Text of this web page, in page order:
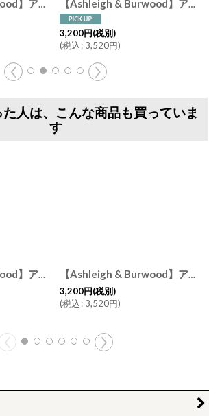
【Ashleigh & Burwood】アシュレイ＆バーウッド 消臭 フレグランスオイル ニュートラル 無香 250ml Neutral フレグランスフリー イギリス製
【Ashleigh & Burwood】アシュレイ＆バーウッド フレグランスオイル 500ml スイートオレンジ Sweet Orange イギリス製
3,200円(税別)
(税込: 3,520円)
人は、こんな商品も買っていま
す
【Ashleigh & Burwood】アシュレイ＆バーウッド 消臭 フレグランスオイル フレッシュリネン 500ml Fresh Linen イギリス製
【Ashleigh & Burwood】アシュレイ＆バーウッド フレグランスオイル ホワイトティー 500ml White Tea イギリス製
3,200円(税別)
(税込: 3,520円)